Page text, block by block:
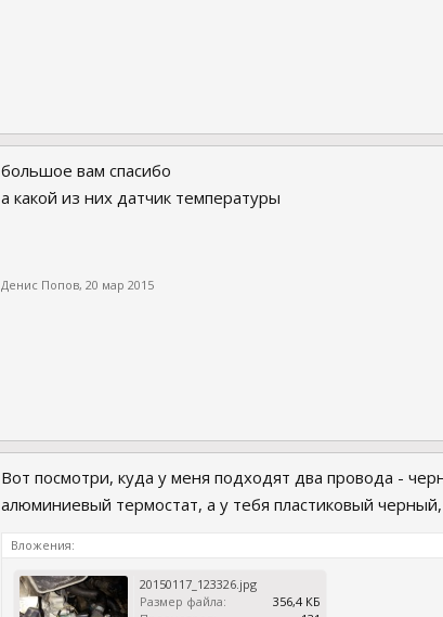
большое вам спасибо
а какой из них датчик температуры
Денис Попов, 20 мар 2015
Вот посмотри, куда у меня подходят два провода -
алюминиевый термостат, а у тебя пластиковый
Вложения:
20150117_123326.jpg
Размер файла:
356,4 КБ